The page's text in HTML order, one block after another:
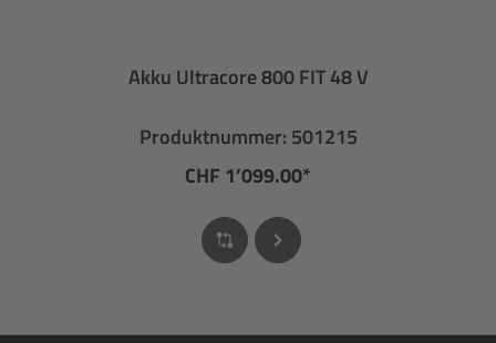
Akku Ultracore 800 FIT 48 V
Produktnummer: 501215
CHF 1’099.00*